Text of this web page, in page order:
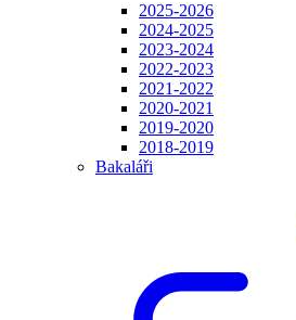
2025-2026
2024-2025
2023-2024
2022-2023
2021-2022
2020-2021
2019-2020
2018-2019
Bakaláři